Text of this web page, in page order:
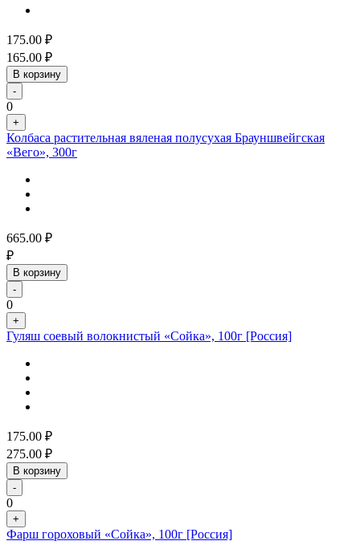
175.00 ₽
165.00 ₽
В корзину
-
0
+
Колбаса растительная вяленая полусухая Брауншвейгская
«Вего», 300г
665.00 ₽
₽
В корзину
-
0
+
Гуляш соевый волокнистый «Сойка», 100г [Россия]
175.00 ₽
275.00 ₽
В корзину
-
0
+
Фарш гороховый «Сойка», 100г [Россия]